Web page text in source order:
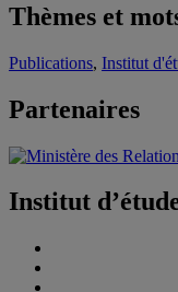
Thèmes et
Publications, Institut
Partenaires
Institut